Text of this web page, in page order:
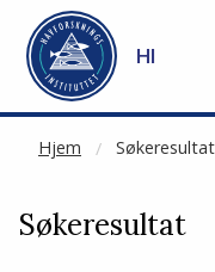
Gå til hovedinnhold
HI
Hjem Søkeresultat
NOT CACHED
Søkeresultat